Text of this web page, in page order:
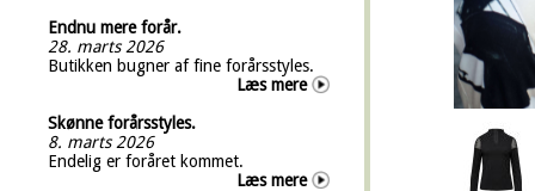
Endnu mere forår.
28. marts 2026
Butikken bugner af fine forårsstyles.
Læs mere
Skønne forårsstyles.
8. marts 2026
Endelig er foråret kommet.
Læs mere